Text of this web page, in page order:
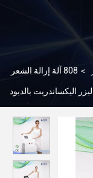
> 808 آلة إزالة الشعر